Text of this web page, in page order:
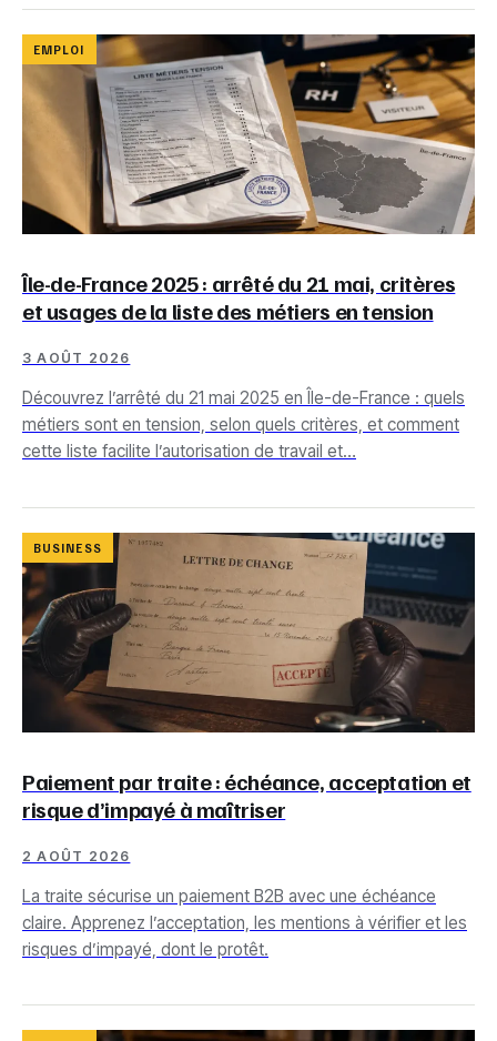
EMPLOI
Île-de-France 2025 : arrêté du 21 mai, critères
et usages de la liste des métiers en tension
3 AOÛT 2026
Découvrez l’arrêté du 21 mai 2025 en Île-de-France : quels
métiers sont en tension, selon quels critères, et comment
cette liste facilite l’autorisation de travail et…
BUSINESS
Paiement par traite : échéance, acceptation et
risque d’impayé à maîtriser
2 AOÛT 2026
La traite sécurise un paiement B2B avec une échéance
claire. Apprenez l’acceptation, les mentions à vérifier et les
risques d’impayé, dont le protêt.